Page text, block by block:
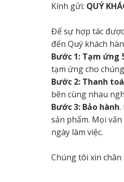
Kính gửi: QUÝ
Để sự hợp tác
đến Quý khách
Bước 1: Tạm ứng
tạm ứng cho
Bước 2: Thanh
bên cùng nhau
Bước 3: Bảo hành.
sản phẩm. Mọi
ngày làm việc.
Chúng tôi xin